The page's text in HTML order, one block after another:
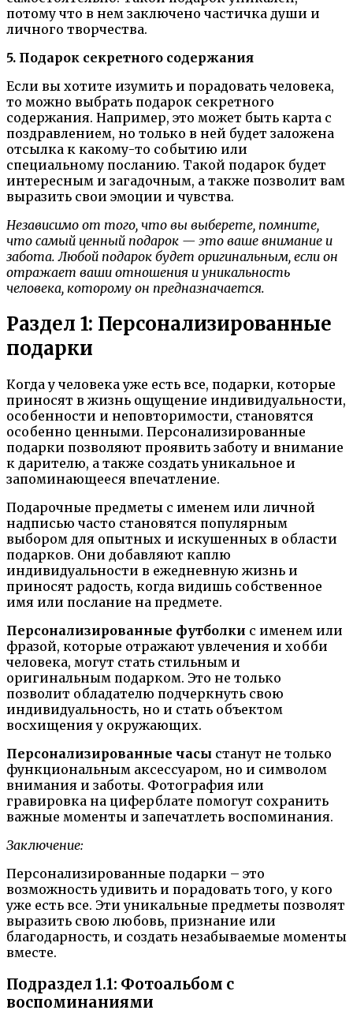
потому что в нем заключено частичка души и
личного творчества.
5. Подарок секретного содержания
Если вы хотите изумить и порадовать человека,
то можно выбрать подарок секретного
содержания. Например, это может быть карта с
поздравлением, но только в ней будет заложена
отсылка к какому-то событию или
специальному посланию. Такой подарок будет
интересным и загадочным, а также позволит вам
выразить свои эмоции и чувства.
Независимо от того, что вы выберете, помните,
что самый ценный подарок — это ваше внимание и
забота. Любой подарок будет оригинальным, если он
отражает ваши отношения и уникальность
человека, которому он предназначается.
Раздел 1: Персонализированные
подарки
Когда у человека уже есть все, подарки, которые
приносят в жизнь ощущение индивидуальности,
особенности и неповторимости, становятся
особенно ценными. Персонализированные
подарки позволяют проявить заботу и внимание
к дарителю, а также создать уникальное и
запоминающееся впечатление.
Подарочные предметы с именем или личной
надписью часто становятся популярным
выбором для опытных и искушенных в области
подарков. Они добавляют каплю
индивидуальности в ежедневную жизнь и
приносят радость, когда видишь собственное
имя или послание на предмете.
Персонализированные футболки с именем или
фразой, которые отражают увлечения и хобби
человека, могут стать стильным и
оригинальным подарком. Это не только
позволит обладателю подчеркнуть свою
индивидуальность, но и стать объектом
восхищения у окружающих.
Персонализированные часы станут не только
функциональным аксессуаром, но и символом
внимания и заботы. Фотография или
гравировка на циферблате помогут сохранить
важные моменты и запечатлеть воспоминания.
Заключение:
Персонализированные подарки – это
возможность удивить и порадовать того, у кого
уже есть все. Эти уникальные предметы позволят
выразить свою любовь, признание или
благодарность, и создать незабываемые моменты
вместе.
Подраздел 1.1: Фотоальбом с
воспоминаниями